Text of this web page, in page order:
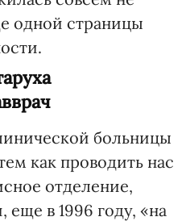
одной страницы
больницы
как проводить нас
отделение,
еще в 1996 году, «на